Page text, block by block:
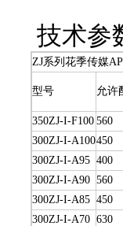
技术参
ZJ系列花季传媒
型号 允许
350ZJ-I-F100 560
300ZJ-I-A100450
300ZJ-I-A95 400
300ZJ-I-A90 560
300ZJ-I-A85 450
300ZJ-I-A70 630